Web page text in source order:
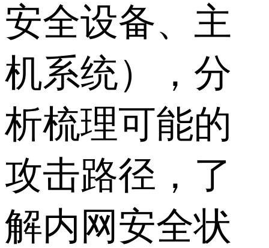
安全设备、主
机系统），分
析梳理可能的
攻击路径，了
解内网安全状